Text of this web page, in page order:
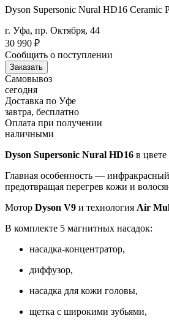
Dyson Supersonic Nural HD16 Ceramic
г. Уфа, пр. Октября, 44
30 990 ₽
Сообщить о поступлении
Заказать
Самовывоз
сегодня
Доставка по Уфе
завтра, бесплатно
Оплата при получении
наличными
Dyson Supersonic Nural HD16 в цвете
Главная особенность — инфракрасный
предотвращая перегрев кожи и
Мотор Dyson V9 и технология Air
В комплекте 5 магнитных насадок:
насадка-концентратор,
диффузор,
насадка для кожи головы,
щетка с широкими зубьями,